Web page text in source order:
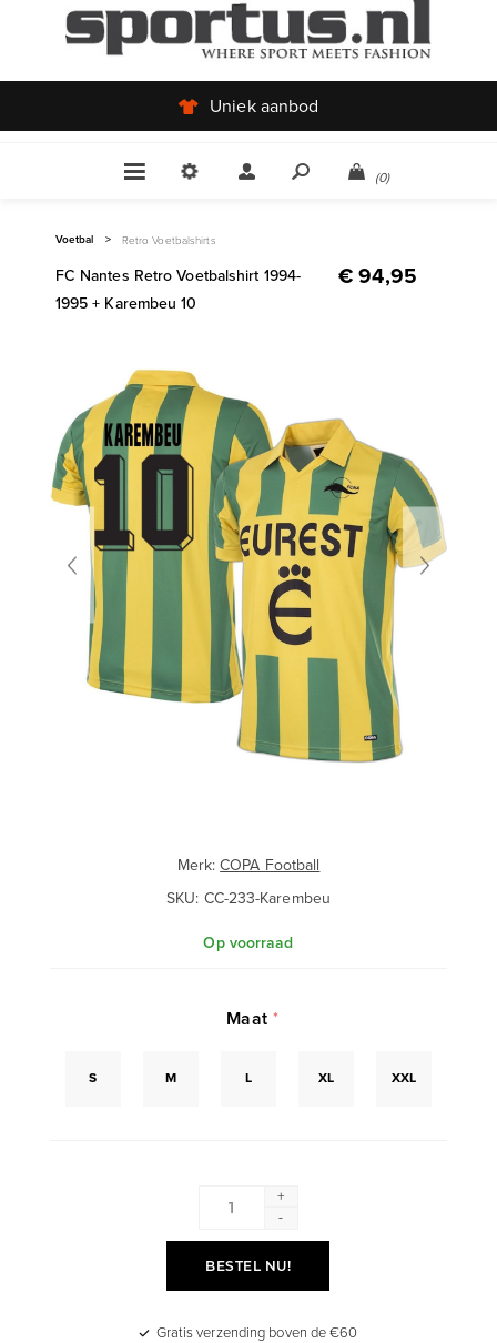
Uniek aanbod
(0)
Voetbal > Retro Voetbalshirts
FC Nantes Retro Voetbalshirt 1994-
1995 + Karembeu 10
€ 94,95
Merk:COPA Football
SKU: CC-233-Karembeu
Op voorraad
Maat*
S M L XL XXL
+
-
BESTEL NU!
Gratis verzending boven de €60